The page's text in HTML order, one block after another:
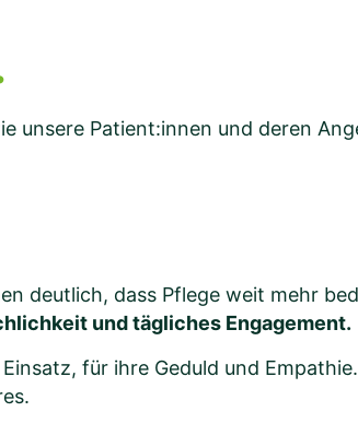
unsere Patient:innen und deren
deutlich, dass Pflege weit mehr
und tägliches Engagement.
für ihre Geduld und